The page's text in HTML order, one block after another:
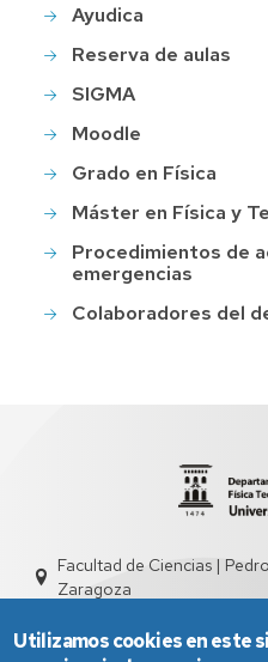
Ayudica
Reserva de aulas
SIGMA
Moodle
Grado en Física
Máster en Física y
Procedimientos de
emergencias
Colaboradores del
Facultad de Ciencias |
Zaragoza
Utilizamos cookies en este